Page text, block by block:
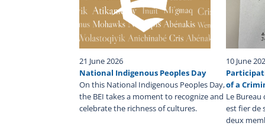
Police Service intervention on December 20, 2025,
died. No further information can be released, and
BEI’s investigation is ongoing. The BEI's mandate
fully investigate the facts surrounding
interventions. The BEI investigates all cases
person, other than a police officer on duty,
sustains a serious injury, or is injured by a
used by a police officer during a police intervention
while in police custody.
21 June 2026
National Indigenous Peoples Day
On this National Indigenous Peoples Day,
the BEI takes a moment to recognize and
celebrate the richness of cultures.
10 June
of a
Le
est fier de
deux